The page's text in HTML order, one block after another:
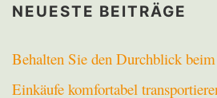
NEUESTE BEITRÄGE
Behalten Sie den Durchblick
Einkäufe komfortabel